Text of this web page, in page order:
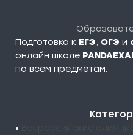
Подготовка к ЕГЭ, ОГЭ и
онлайн школе
по всем предметам.
•